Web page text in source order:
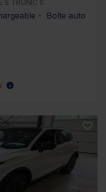
S TRONIC 6
- Boîte auto